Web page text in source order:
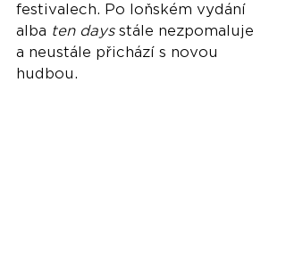
festivalech. Po loňském vydání
alba ten days stále nezpomaluje
a neustále přichází s novou
hudbou.